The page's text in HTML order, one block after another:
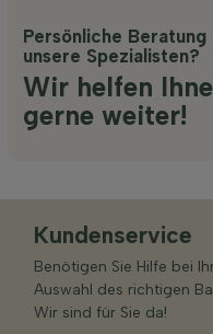
Persönliche Beratung
unsere Spezialisten?
Wir helfen
gerne weiter!
Kundenservice
Benötigen Sie Hilfe bei
Auswahl des richtigen
Wir sind für Sie da!